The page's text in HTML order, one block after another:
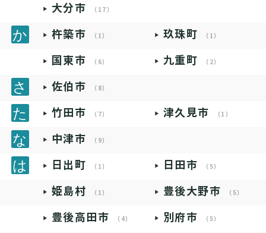
大分市 （17）
杵築市 （1） 玖珠町 （1）
国東市 （6） 九重町 （2）
佐伯市 （8）
竹田市 （7） 津久見市 （1）
中津市 （9）
日出町 （1） 日田市 （5）
姫島村 （1） 豊後大野市 （5）
豊後高田市 （4） 別府市 （5）